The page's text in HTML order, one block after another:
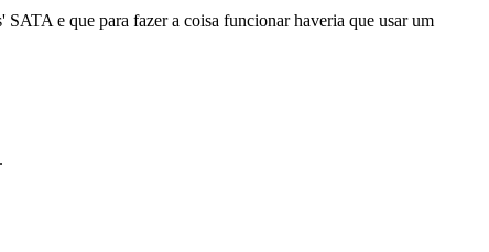
e que para fazer a coisa funcionar haveria que usar um